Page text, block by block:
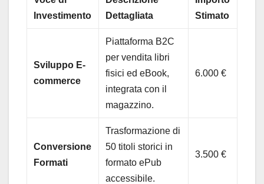
Investimento
Dettagliata
Stimato
Sviluppo E-
commerce
Piattaforma B2C
per vendita libri
fisici ed eBook,
integrata con il
magazzino.
6.000 €
Conversione
Formati
Trasformazione di
50 titoli storici in
formato ePub
accessibile.
3.500 €